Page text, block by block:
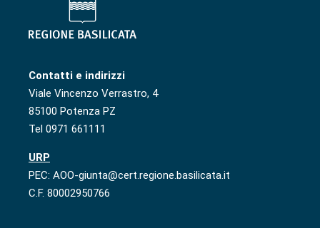
Contatti e indirizzi
Viale Vincenzo Verrastro, 4
85100 Potenza PZ
Tel 0971 661111
URP
PEC: AOO-giunta@cert.regione.basilicata.it
C.F. 80002950766